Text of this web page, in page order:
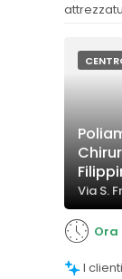
Via S.
Ora